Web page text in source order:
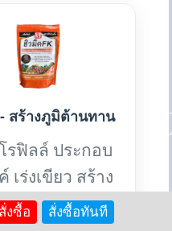
สร้างภูมิต้านทาน
รฟิลล์ ประกอบ
ร่งเขียว สร้าง
โรค
งซื้อ สั่งซื้อทันที